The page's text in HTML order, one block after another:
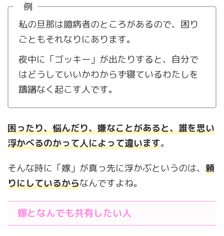
例
私の旦那は臆病者のところがあるので、困り
ごともそれなりにあります。
夜中に「ゴッキー」が出たりすると、自分で
はどうしていいかわからず寝ているわたしを
躊躇なく起こす人です。
困ったり、悩んだり、嫌なことがあると、誰を思い
浮かべるのかって人によって違います。
そんな時に「嫁」が真っ先に浮かぶというのは、 頼
りにしているからなんですよね。
嫁となんでも共有したい人